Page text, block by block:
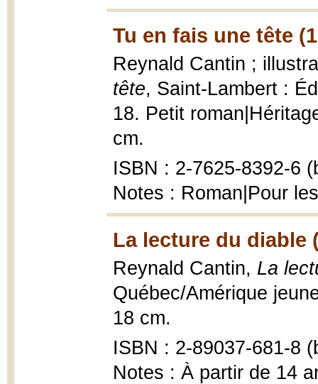
Tu en fais une tête
Reynald Cantin ;
tête, Saint-Lambert :
18. Petit
cm.
ISBN : 2-7625-8392-6
Notes : Roman|Pour
La lecture du diable
Reynald Cantin, La
Québec/Amérique
18 cm.
ISBN : 2-89037-681-8
Notes : À partir de 14